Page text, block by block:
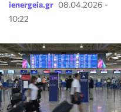
ienergeia.gr 08.04.2026 -
10:22